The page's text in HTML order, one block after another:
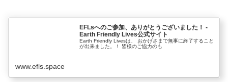
EFLsへのご参加、ありがとうございました！ -
Earth Friendly Lives公式サイト
Earth Friendly Livesは、 おかげさまで無事に終了すること
が出来ました。！ 皆様のご協力のも
www.efls.space